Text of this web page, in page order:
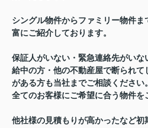
シングル物件からファミリー物件
富にご紹介しております。
保証人がいない・緊急連絡先がい
給中の方・他の不動産屋で断られ
がある方も当社までご相談ください。
全てのお客様にご希望に合う物件を
他社様の見積もりが高かったなど